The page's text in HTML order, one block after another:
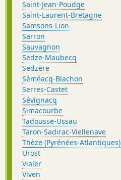
Saint-Jean-Poudge
Saint-Laurent-Bretagne
Samsons-Lion
Sarron
Sauvagnon
Sedze-Maubecq
Sedzère
Séméacq-Blachon
Serres-Castet
Sévignacq
Simacourbe
Tadousse-Ussau
Taron-Sadirac-Viellenave
Thèze (Pyrénées-Atlantiques)
Urost
Vialer
Viven